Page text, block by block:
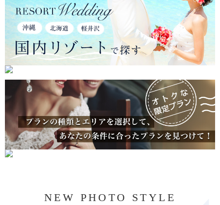
NEW PHOTO STYLE